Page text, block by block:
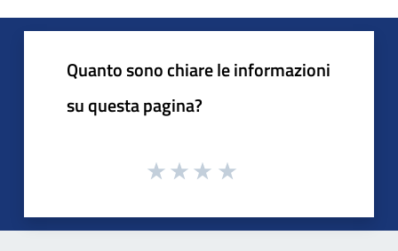
Quanto sono chiare le informazioni
su questa pagina?